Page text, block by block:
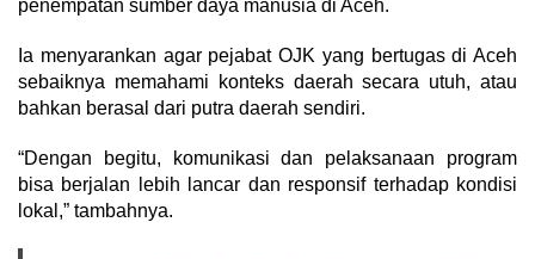
penempatan sumber daya manusia di Aceh.
Ia menyarankan agar pejabat OJK yang bertugas di Aceh
sebaiknya memahami konteks daerah secara utuh, atau
bahkan berasal dari putra daerah sendiri.
“Dengan begitu, komunikasi dan pelaksanaan program
bisa berjalan lebih lancar dan responsif terhadap kondisi
lokal,” tambahnya.